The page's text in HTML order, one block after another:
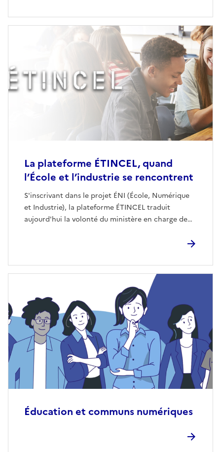
La plateforme ÉTINCEL, quand
l’École et l’industrie se rencontrent
S'inscrivant dans le projet ÉNI (École, Numérique
et Industrie), la plateforme ÉTINCEL traduit
aujourd'hui la volonté du ministère en charge de…
Éducation et communs numériques